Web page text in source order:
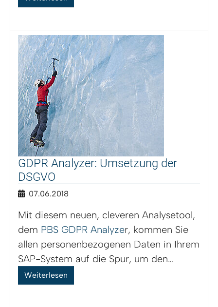
GDPR Analyzer: Umsetzung der
DSGVO
07.06.2018
Mit diesem neuen, cleveren Analysetool,
dem PBS GDPR Analyzer, kommen Sie
allen personenbezogenen Daten in Ihrem
SAP-System auf die Spur, um den…
Weiterlesen